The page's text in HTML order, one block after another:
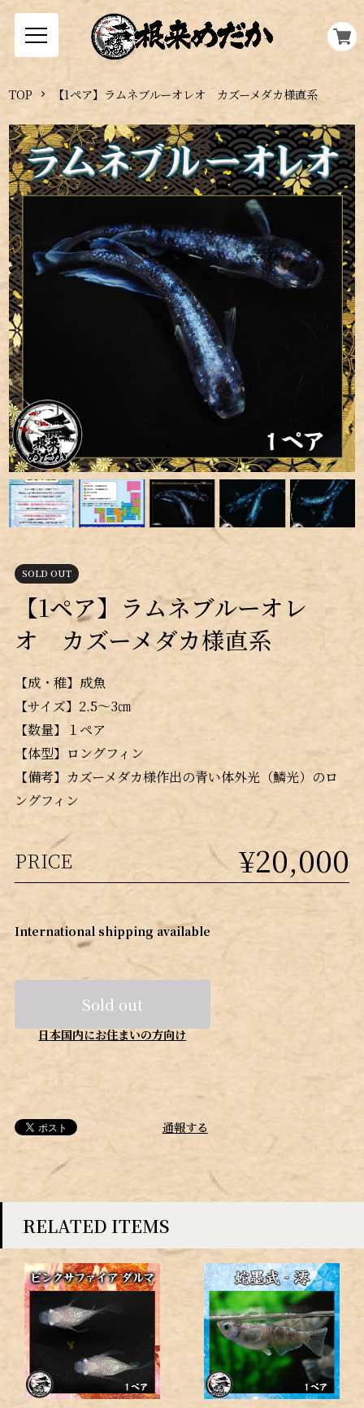
TOP 【1ペア】ラムネブルーオレオ カズーメダカ様直系
SOLD OUT
【1ペア】ラムネブルーオレ
オ カズーメダカ様直系
【成・稚】成魚
【サイズ】2.5～3㎝
【数量】１ペア
【体型】ロングフィン
【備考】カズーメダカ様作出の青い体外光（鱗光）のロ
ングフィン
PRICE ¥20,000
International shipping available
Sold out
日本国内にお住まいの方向け
通報する
RELATED ITEMS